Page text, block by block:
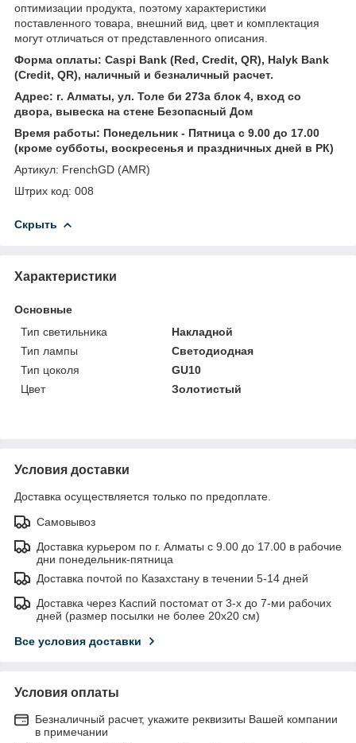
оптимизации продукта, поэтому характеристики
поставленного товара, внешний вид, цвет и комплектация
могут отличаться от представленного описания.
Форма оплаты: Caspi Bank (Red, Credit, QR), Halyk Bank
(Credit, QR), наличный и безналичный расчет.
Адрес: г. Алматы, ул. Толе би 273а блок 4, вход со
двора, вывеска на стене Безопасный Дом
Время работы: Понедельник - Пятница с 9.00 до 17.00
(кроме субботы, воскресенья и праздничных дней в РК)
Артикул: FrenchGD (AMR)
Штрих код: 008
Скрыть
Характеристики
Основные
Тип светильника
Накладной
Тип лампы
Светодиодная
Тип цоколя
GU10
Цвет
Золотистый
Условия доставки
Доставка осуществляется только по предоплате.
Самовывоз
Доставка курьером по г. Алматы с 9.00 до 17.00 в рабочие
дни понедельник-пятница
Доставка почтой по Казахстану в течении 5-14 дней
Доставка через Каспий постомат от 3-х до 7-ми рабочих
дней (размер посылки не более 20х20 см)
Все условия доставки
Условия оплаты
Безналичный расчет, укажите реквизиты Вашей компании
в примечании